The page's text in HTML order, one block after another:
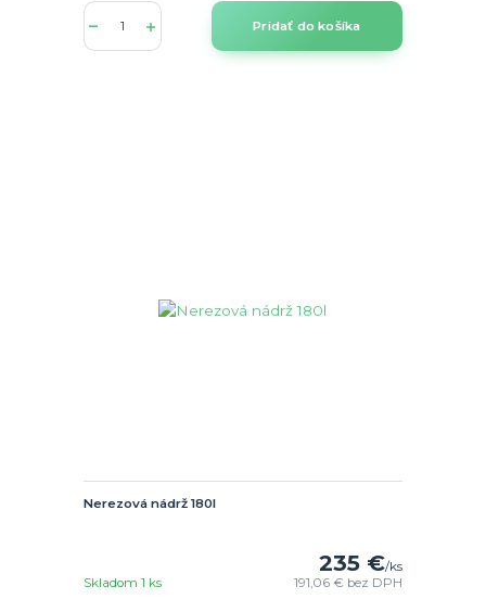
Pridať do košíka
Nerezová nádrž 180l
235 €/ks
191,06 € bez DPH
Skladom 1 ks